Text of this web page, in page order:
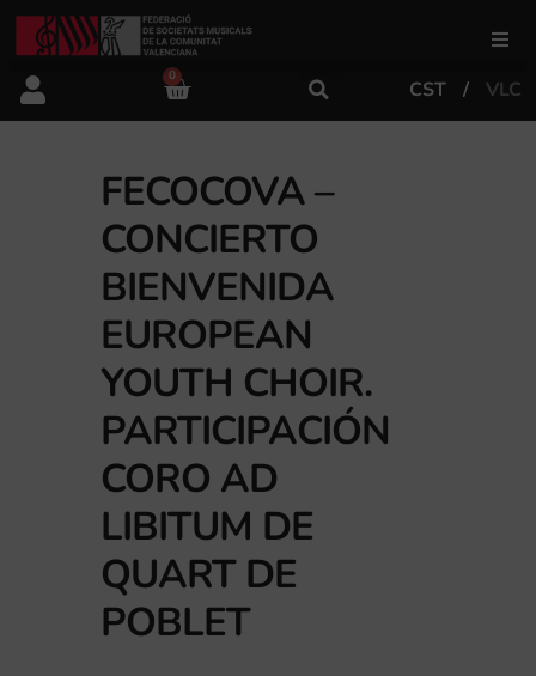
FSMCV
Áreas de gestión
Área educativa
Área artística
Actualidad
0
CST VLC
FECOCOVA –
CONCIERTO
BIENVENIDA
EUROPEAN
YOUTH CHOIR.
PARTICIPACIÓN
CORO AD
LIBITUM DE
QUART DE
POBLET